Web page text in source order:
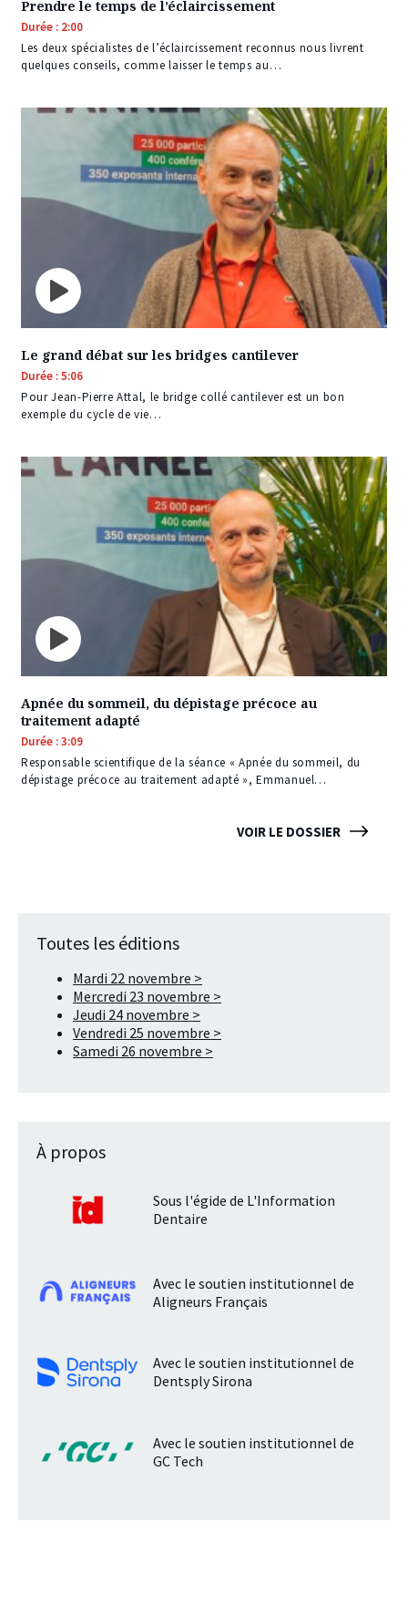
VOIR LE DOSSIER
Prendre le temps de l’éclaircissement
Durée : 2:00
Les deux spécialistes de l’éclaircissement reconnus nous livrent
quelques conseils, comme laisser le temps au…
Le grand débat sur les bridges cantilever
Durée : 5:06
Pour Jean-Pierre Attal, le bridge collé cantilever est un bon
exemple du cycle de vie…
Apnée du sommeil, du dépistage précoce au
traitement adapté
Durée : 3:09
Responsable scientifique de la séance « Apnée du sommeil, du
dépistage précoce au traitement adapté », Emmanuel…
Toutes les éditions
Mardi 22 novembre >
Mercredi 23 novembre >
Jeudi 24 novembre >
Vendredi 25 novembre >
Samedi 26 novembre >
À propos
Sous l'égide de L'Information
Dentaire
Avec le soutien institutionnel de
Aligneurs Français
Avec le soutien institutionnel de
Dentsply Sirona
Avec le soutien institutionnel de
GC Tech